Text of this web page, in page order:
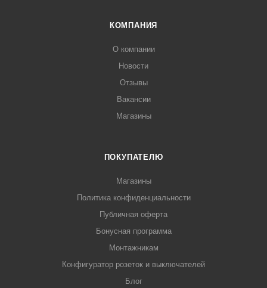
КОМПАНИЯ
О компании
Новости
Отзывы
Вакансии
Магазины
ПОКУПАТЕЛЮ
Магазины
Политика конфиденциальности
Публичная оферта
Бонусная программа
Монтажникам
Конфигуратор розеток и выключателей
Блог